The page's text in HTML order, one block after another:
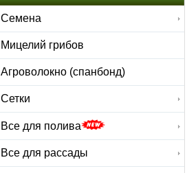
Семена
Мицелий грибов
Агроволокно (спанбонд)
Сетки
Все для полива
Все для рассады